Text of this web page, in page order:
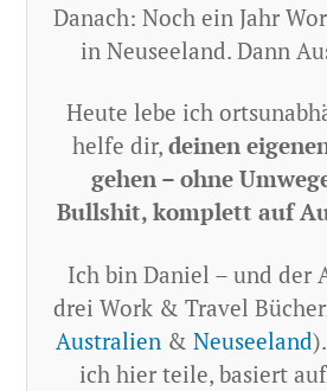
Danach: Noch ein Jahr
in Neuseeland. Dann
Heute lebe ich
helfe dir, deinen
gehen – ohne
Bullshit, komplett auf
Ich bin Daniel – und der
drei Work & Travel
Australien &Neuseeland
ich hier teile, basiert